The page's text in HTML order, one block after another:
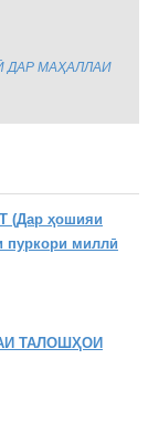
ДАР МАҲАЛЛАИ
(Дар ҳошияи
пуркори миллӣ
ТАЛОШҲОИ